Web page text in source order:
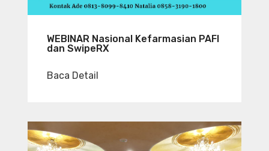
WEBINAR Nasional Kefarmasian PAFI
dan SwipeRX
Baca Detail